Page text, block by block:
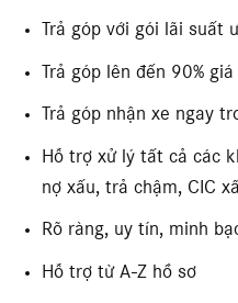
Trả góp với gói lãi suất
Trả góp lên đến 90%
Trả góp nhận xe ngay
Hỗ trợ xử lý tất cả các
nợ xấu, trả chậm, CIC
Rõ ràng, uy tín, minh
Hỗ trợ từ A-Z hồ sơ